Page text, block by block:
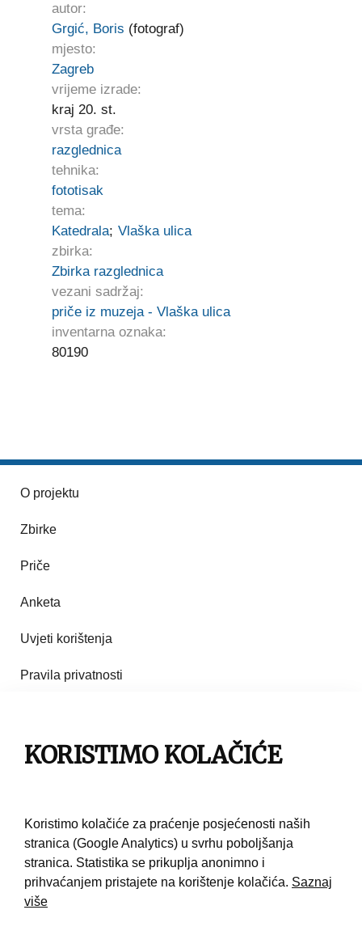
autor:
Grgić, Boris (fotograf)
mjesto:
Zagreb
vrijeme izrade:
kraj 20. st.
vrsta građe:
razglednica
tehnika:
fototisak
tema:
Katedrala; Vlaška ulica
zbirka:
Zbirka razglednica
vezani sadržaj:
priče iz muzeja - Vlaška ulica
inventarna oznaka:
80190
O projektu
Zbirke
Priče
Anketa
Uvjeti korištenja
Pravila privatnosti
Pravila korištenja
KORISTIMO KOLAČIĆE
Koristimo kolačiće za praćenje posjećenosti naših
stranica (Google Analytics) u svrhu poboljšanja
stranica. Statistika se prikuplja anonimno i
prihvaćanjem pristajete na korištenje kolačića. Saznaj
više